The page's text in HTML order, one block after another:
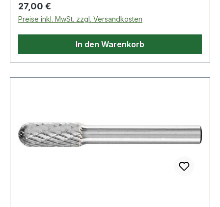
Regulärer Preis:
27,00 €
Preise inkl. MwSt. zzgl. Versandkosten
In den Warenkorb